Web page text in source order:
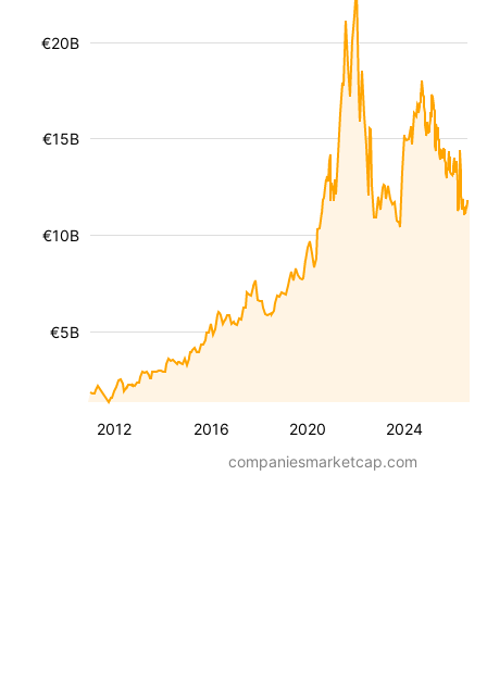
2012 2016 2020 2024
€5B
€10B
€15B
€20B
companiesmarketcap.com